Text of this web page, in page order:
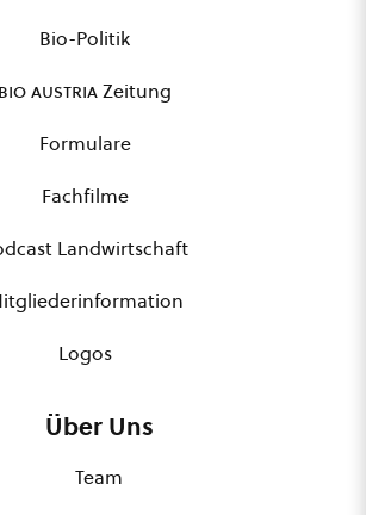
Bio-Politik
bio austriaZeitung
Formulare
Fachfilme
Landwirtschaft
Logos
Über Uns
Team